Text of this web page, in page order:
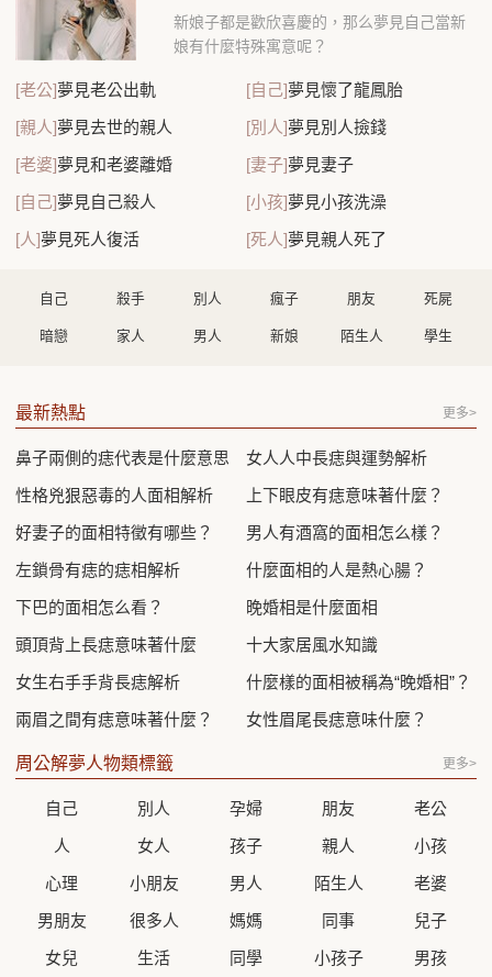
新娘子都是歡欣喜慶的，那么夢見自己當新
娘有什麼特殊寓意呢？
[老公]夢見老公出軌 [自己]夢見懷了龍鳳胎
[親人]夢見去世的親人 [別人]夢見別人撿錢
[老婆]夢見和老婆離婚 [妻子]夢見妻子
[自己]夢見自己殺人 [小孩]夢見小孩洗澡
[人]夢見死人復活 [死人]夢見親人死了
自己 殺手 別人 瘋子 朋友 死屍
暗戀 家人 男人 新娘 陌生人 學生
更多>
最新熱點
鼻子兩側的痣代表是什麼意思
女人人中長痣與運勢解析
性格兇狠惡毒的人面相解析
上下眼皮有痣意味著什麼？
好妻子的面相特徵有哪些？
男人有酒窩的面相怎么樣？
左鎖骨有痣的痣相解析
什麼面相的人是熱心腸？
下巴的面相怎么看？
晚婚相是什麼面相
頭頂背上長痣意味著什麼
十大家居風水知識
女生右手手背長痣解析
什麼樣的面相被稱為“晚婚相”？
兩眉之間有痣意味著什麼？
女性眉尾長痣意味什麼？
周公解夢人物類標籤 更多>
自己 別人 孕婦 朋友
老公
人
女人 孩子 親人
小孩
心理
小朋友 男人 陌生人
老婆
男朋友
很多人 媽媽 同事
兒子
女兒
生活 同學 小孩子
男孩